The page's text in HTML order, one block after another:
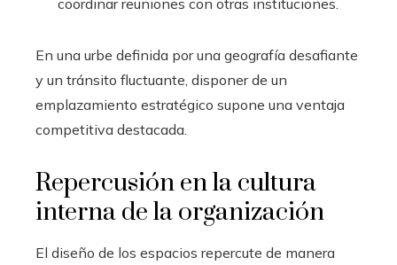
coordinar reuniones con otras instituciones.
En una urbe definida por una geografía desafiante
y un tránsito fluctuante, disponer de un
emplazamiento estratégico supone una ventaja
competitiva destacada.
Repercusión en la cultura
interna de la organización
El diseño de los espacios repercute de manera